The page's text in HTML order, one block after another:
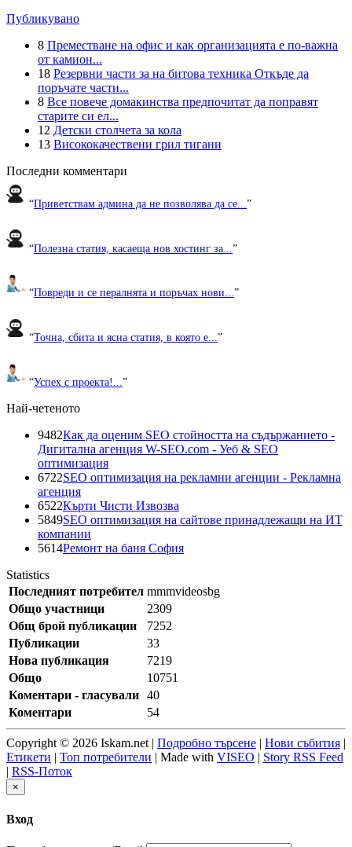
Публикувано
8 Преместване на офис и как организацията е по-важна
от камион...
18 Резервни части за на битова техника Откъде да
поръчате части...
8 Все повече домакинства предпочитат да поправят
старите си ел...
12 Детски столчета за кола
13 Висококачествени грил тигани
Последни комментари
“Приветствам админа да не позволява да се... ”
“Полезна статия, касаеща нов хостинг за... ”
“Повреди и се пералнята и поръчах нови...”
“Точна, сбита и ясна статия, в която е... ”
“Успех с проекта!... ”
Най-четеното
9482Как да оценим SEO стойността на съдържанието -
Дигитална агенция W-SEO.com - Уеб & SEO
оптимизация
6722SEO оптимизация на рекламни агенции - Рекламна
агенция
6522Кърти Чисти Извозва
5849SEO оптимизация на сайтове принадлежащи на ИТ
компании
5614Ремонт на баня София
Statistics
Последният потребител mmmvideosbg
Общо участници
2309
Общ брой публикации
7252
Публикации
33
Нова публикация
7219
Общо
10751
Коментари - гласували 40
Коментари
54
Copyright © 2026 Iskam.net | Подробно търсене | Нови събития |
Етикети | Топ потребители | Made with VISEO | Story RSS Feed
| RSS-Поток
×
Вход